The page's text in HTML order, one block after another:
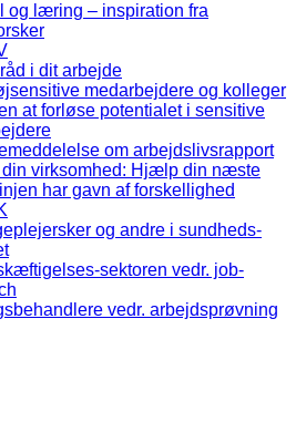
og læring – inspiration fra
i dit arbejde
medarbejdere og kolleger
at forløse potentialet i sensitive
om arbejdslivsrapport
din virksomhed: Hjælp din næste
har gavn af forskellighed
og andre i sundheds-
sektoren vedr. job-
vedr. arbejdsprøvning